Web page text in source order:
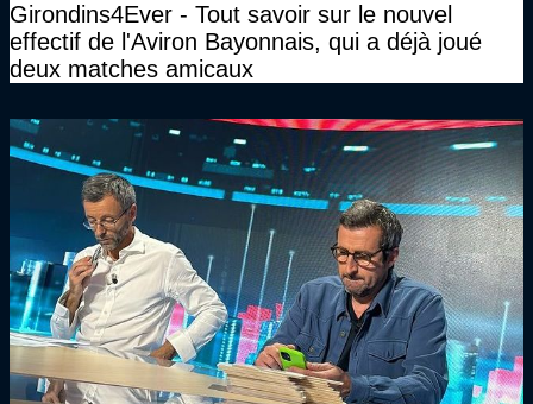
Girondins4Ever - Tout savoir sur le nouvel
effectif de l'Aviron Bayonnais, qui a déjà joué
deux matches amicaux